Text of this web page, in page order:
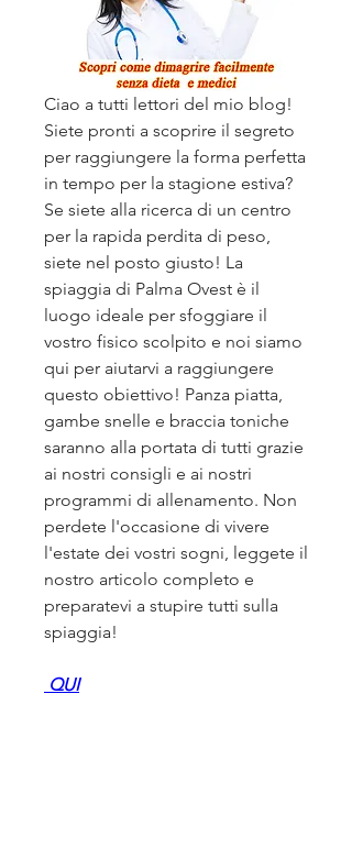
Ciao a tutti lettori del mio blog!
Siete pronti a scoprire il segreto
per raggiungere la forma perfetta
in tempo per la stagione estiva?
Se siete alla ricerca di un centro
per la rapida perdita di peso,
siete nel posto giusto! La
spiaggia di Palma Ovest è il
luogo ideale per sfoggiare il
vostro fisico scolpito e noi siamo
qui per aiutarvi a raggiungere
questo obiettivo! Panza piatta,
gambe snelle e braccia toniche
saranno alla portata di tutti grazie
ai nostri consigli e ai nostri
programmi di allenamento. Non
perdete l'occasione di vivere
l'estate dei vostri sogni, leggete il
nostro articolo completo e
preparatevi a stupire tutti sulla
spiaggia!
QUI